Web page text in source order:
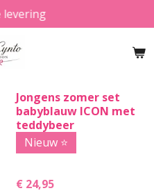
levering
Jongens zomer set
babyblauw ICON met
teddybeer
Nieuw ⭐️
€ 24,95